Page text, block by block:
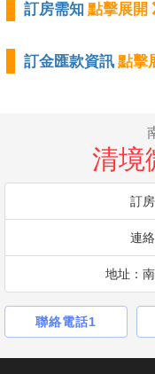
訂房需知 點擊展開
訂金匯款資訊 點擊
清境
訂
連
地址：
聯絡電話1